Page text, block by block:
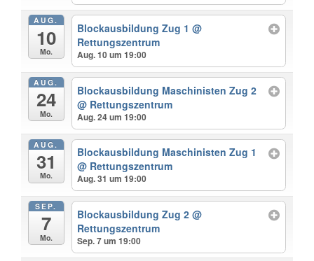
AUG.
10
Mo.
Blockausbildung Zug 1@
Rettungszentrum
Aug. 10 um 19:00
AUG.
24
Mo.
Blockausbildung Maschinisten Zug 2
@ Rettungszentrum
Aug. 24 um 19:00
AUG.
31
Mo.
Blockausbildung Maschinisten Zug 1
@ Rettungszentrum
Aug. 31 um 19:00
SEP.
7
Mo.
Blockausbildung Zug 2@
Rettungszentrum
Sep. 7 um 19:00